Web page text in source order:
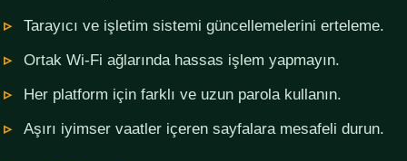
Tarayıcı ve işletim sistemi güncellemelerini erteleme.
Ortak Wi-Fi ağlarında hassas işlem yapmayın.
Her platform için farklı ve uzun parola kullanın.
Aşırı iyimser vaatler içeren sayfalara mesafeli durun.